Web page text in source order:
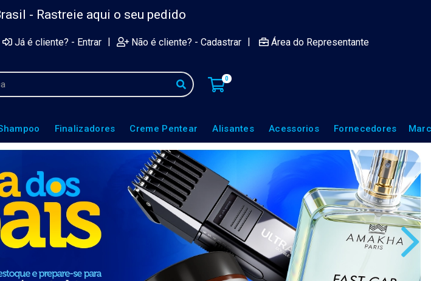
- Rastreie aqui o seu pedido
Já é cliente? - Entrar | Não é cliente? - Cadastrar | Área do Representante
0
Finalizadores Creme Pentear Alisantes Acessorios Fornecedores